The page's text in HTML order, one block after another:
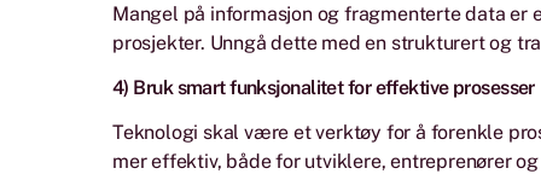
Mangel på informasjon og fragmenterte data er
prosjekter. Unngå dette med en strukturert og
4) Bruk smart funksjonalitet for effektive prosesser
Teknologi skal være et verktøy for å forenkle
mer effektiv, både for utviklere, entreprenører